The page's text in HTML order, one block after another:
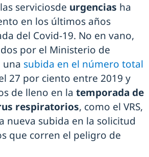
serviciosde urgencias ha
en los últimos años
del Covid-19. No en vano,
por el Ministerio de
una subida en el número total
27 por ciento entre 2019 y
de lleno en la temporada de
respiratorios, como el VRS,
nueva subida en la solicitud
que corren el peligro de